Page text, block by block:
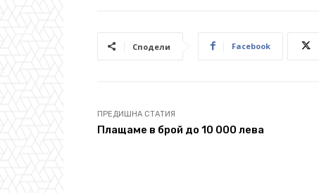
Сподели Facebook
ПРЕДИШНА СТАТИЯ
Плащаме в брой до 10 000 лева